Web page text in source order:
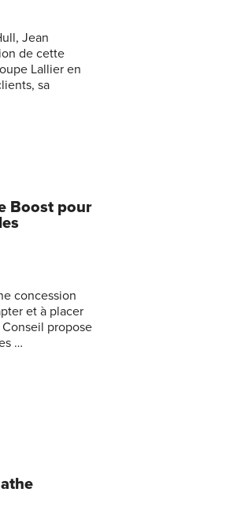
Jean
de cette
Lallier en
sa
Boost pour
concession
et à placer
propose
…